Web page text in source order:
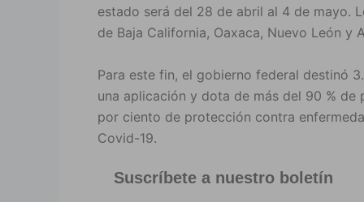
estado será del 28 de abril al 4 de mayo.
de Baja California, Oaxaca, Nuevo León y
Para este fin, el gobierno federal destinó
una aplicación y dota de más del 90 %
por ciento de protección contra
Covid-19.
Suscríbete a nuestro boletín